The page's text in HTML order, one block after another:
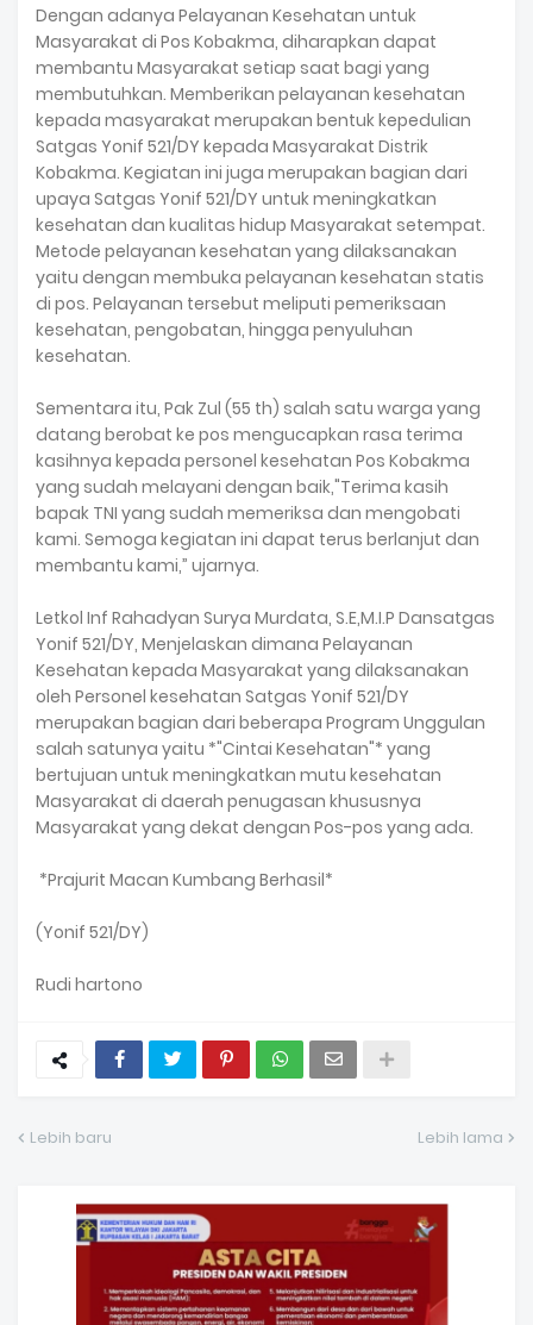
Dengan adanya Pelayanan Kesehatan untuk
Masyarakat di Pos Kobakma, diharapkan dapat
membantu Masyarakat setiap saat bagi yang
membutuhkan. Memberikan pelayanan kesehatan
kepada masyarakat merupakan bentuk kepedulian
Satgas Yonif 521/DY kepada Masyarakat Distrik
Kobakma. Kegiatan ini juga merupakan bagian dari
upaya Satgas Yonif 521/DY untuk meningkatkan
kesehatan dan kualitas hidup Masyarakat setempat.
Metode pelayanan kesehatan yang dilaksanakan
yaitu dengan membuka pelayanan kesehatan statis
di pos. Pelayanan tersebut meliputi pemeriksaan
kesehatan, pengobatan, hingga penyuluhan
kesehatan.
Sementara itu, Pak Zul (55 th) salah satu warga yang
datang berobat ke pos mengucapkan rasa terima
kasihnya kepada personel kesehatan Pos Kobakma
yang sudah melayani dengan baik,"Terima kasih
bapak TNI yang sudah memeriksa dan mengobati
kami. Semoga kegiatan ini dapat terus berlanjut dan
membantu kami,” ujarnya.
Letkol Inf Rahadyan Surya Murdata, S.E,M.I.P Dansatgas
Yonif 521/DY, Menjelaskan dimana Pelayanan
Kesehatan kepada Masyarakat yang dilaksanakan
oleh Personel kesehatan Satgas Yonif 521/DY
merupakan bagian dari beberapa Program Unggulan
salah satunya yaitu *"Cintai Kesehatan"* yang
bertujuan untuk meningkatkan mutu kesehatan
Masyarakat di daerah penugasan khususnya
Masyarakat yang dekat dengan Pos-pos yang ada.
*Prajurit Macan Kumbang Berhasil*
(Yonif 521/DY)
Rudi hartono
Lebih baru Lebih lama